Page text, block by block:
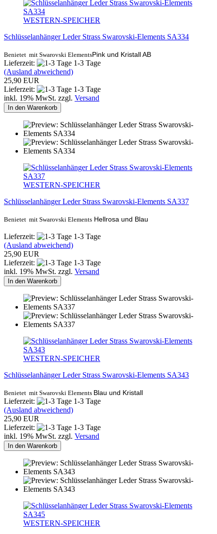
WESTERN-SPEICHER
Schlüsselanhänger Leder Strass Swarovski-Elements SA334
Benietet mit Swarovski ElementsPink und Kristall AB
Lieferzeit:
1-3 Tage
(Ausland abweichend)
25,90 EUR
Lieferzeit:
1-3 Tage
inkl. 19% MwSt. zzgl. Versand
In den Warenkorb
WESTERN-SPEICHER
Schlüsselanhänger Leder Strass Swarovski-Elements SA337
Benietet mit Swarovski Elements Hellrosa und Blau
Lieferzeit:
1-3 Tage
(Ausland abweichend)
25,90 EUR
Lieferzeit:
1-3 Tage
inkl. 19% MwSt. zzgl. Versand
In den Warenkorb
WESTERN-SPEICHER
Schlüsselanhänger Leder Strass Swarovski-Elements SA343
Benietet mit Swarovski Elements Blau und Kristall
Lieferzeit:
1-3 Tage
(Ausland abweichend)
25,90 EUR
Lieferzeit:
1-3 Tage
inkl. 19% MwSt. zzgl. Versand
In den Warenkorb
WESTERN-SPEICHER